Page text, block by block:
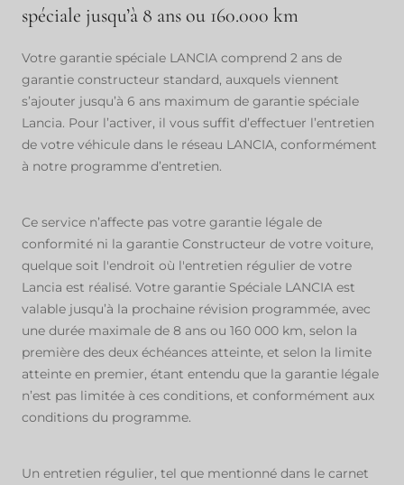
spéciale jusqu’à 8 ans ou 160.000 km
Votre garantie spéciale LANCIA comprend 2 ans de
garantie constructeur standard, auxquels viennent
s’ajouter jusqu’à 6 ans maximum de garantie spéciale
Lancia. Pour l’activer, il vous suffit d’effectuer l’entretien
de votre véhicule dans le réseau LANCIA, conformément
à notre programme d’entretien.
Ce service n’affecte pas votre garantie légale de
conformité ni la garantie Constructeur de votre voiture,
quelque soit l'endroit où l'entretien régulier de votre
Lancia est réalisé. Votre garantie Spéciale LANCIA est
valable jusqu’à la prochaine révision programmée, avec
une durée maximale de 8 ans ou 160 000 km, selon la
première des deux échéances atteinte, et selon la limite
atteinte en premier, étant entendu que la garantie légale
n’est pas limitée à ces conditions, et conformément aux
conditions du programme.
Un entretien régulier, tel que mentionné dans le carnet